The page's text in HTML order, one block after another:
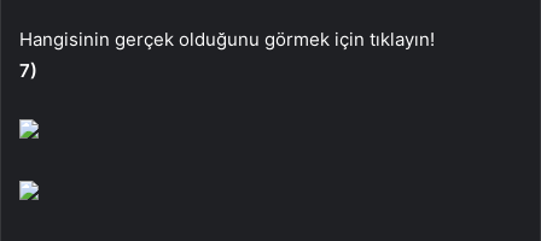
Hangisinin gerçek olduğunu görmek için tıklayın!
7)